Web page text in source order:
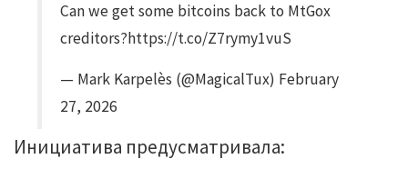
Can we get some bitcoins back to MtGox
creditors?https://t.co/Z7rymy1vuS
— Mark Karpelès (@MagicalTux) February
27, 2026
Инициатива предусматривала: